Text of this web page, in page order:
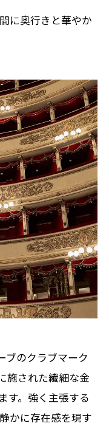
に奥行きと華やか
ブのクラブマーク
施された繊細な金
す。強く主張する
かに存在感を現す